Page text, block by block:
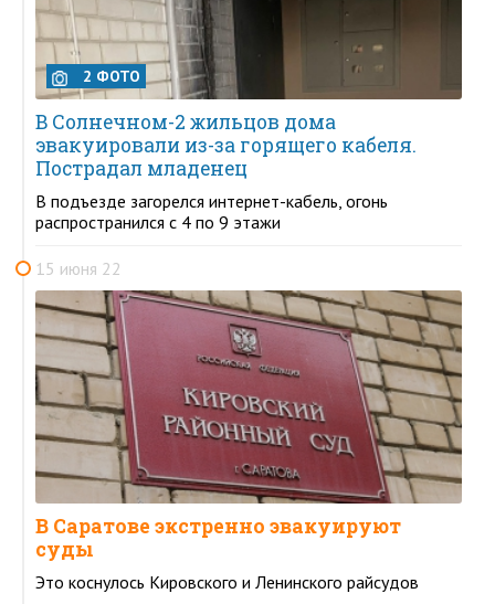
2 ФОТО
В Солнечном-2 жильцов дома
эвакуировали из-за горящего кабеля.
Пострадал младенец
В подъезде загорелся интернет-кабель, огонь
распространился с 4 по 9 этажи
15 июня 22
В Саратове экстренно эвакуируют
суды
Это коснулось Кировского и Ленинского райсудов